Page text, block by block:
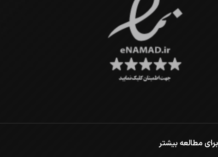
برای مطالعه بیشتر